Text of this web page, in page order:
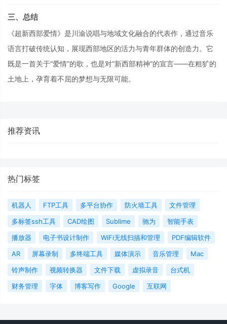
三、总结
《超新西部爱情》是川渝说唱与地域文化融合的代表作，通过音乐
语言打破传统认知，展现西部地区的活力与青年群体的创造力。它
既是一首关于“爱情”的歌，也是对“新西部精神”的宣言——在粗犷的
土地上，孕育着不屈的梦想与无限可能。
推荐资讯
热门标签
机器人 FTP工具 多平台协作 防火墙工具
文件管理
多标签ssh工具
CAD绘图 Sublime 驰为
智能手表
播放器
电子书设计制作 WiFi无线扫描和管理
PDF编辑软件
AR
屏幕录制 多终端工具 媒体演示 音乐管理
Mac
铃声制作
视频转换器 文件下载 虚拟录音
台式机
财务管理
字体 博客写作 Google 互联网